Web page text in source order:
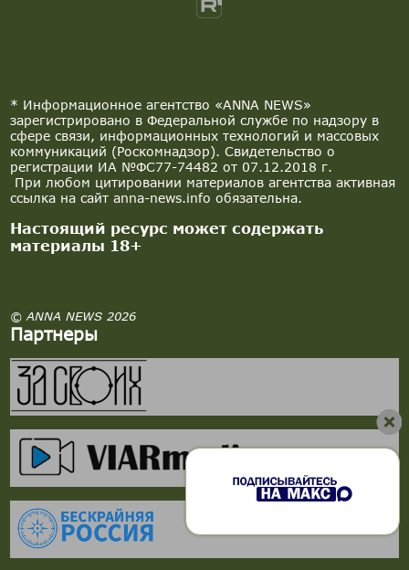
* Информационное агентство «ANNA NEWS»
зарегистрировано в Федеральной службе по надзору в
сфере связи, информационных технологий и массовых
коммуникаций (Роскомнадзор). Свидетельство о
регистрации ИА №ФС77-74482 от 07.12.2018 г.
При любом цитировании материалов агентства активная
ссылка на сайт anna-news.info обязательна.
Настоящий ресурс может содержать
материалы 18+
© ANNA NEWS 2026
Партнеры